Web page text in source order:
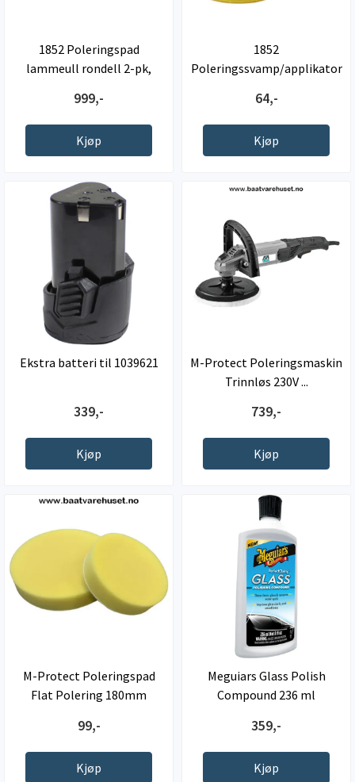
1852 Poleringspad
lammeull rondell 2-pk,
999,-
Kjøp
1852
Poleringssvamp/applikator
64,-
Kjøp
Ekstra batteri til 1039621
339,-
Kjøp
M-Protect Poleringsmaskin
Trinnløs 230V ...
739,-
Kjøp
M-Protect Poleringspad
Flat Polering 180mm
99,-
Kjøp
Meguiars Glass Polish
Compound 236 ml
359,-
Kjøp